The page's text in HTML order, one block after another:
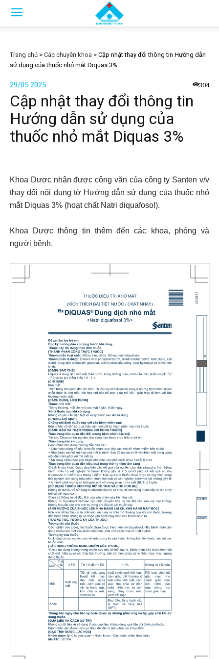
Trang chủ > Các chuyên khoa > Cập nhật thay đổi thông tin Hướng dẫn
sử dụng của thuốc nhỏ mắt Diquas 3%
29/05 2025 304
Cập nhật thay đổi thông tin
Hướng dẫn sử dụng của
thuốc nhỏ mắt Diquas 3%
Khoa Dược nhận được công văn của công ty Santen v/v
thay đổi nội dung tờ Hướng dẫn sử dụng của thuốc nhỏ
mắt Diquas 3% (hoạt chất Natri diquafosol).
Khoa Dược thông tin thêm đến các khoa, phòng và
người bệnh.